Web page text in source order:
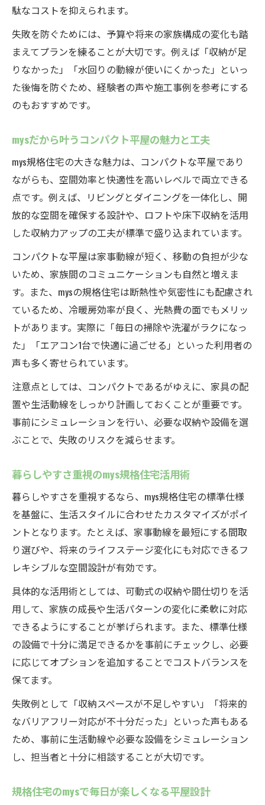
駄なコストを抑えられます。
失敗を防ぐためには、予算や将来の家族構成の変化も踏
まえてプランを練ることが大切です。例えば「収納が足
りなかった」「水回りの動線が使いにくかった」といっ
た後悔を防ぐため、経験者の声や施工事例を参考にする
のもおすすめです。
mysだから叶うコンパクト平屋の魅力と工夫
mys規格住宅の大きな魅力は、コンパクトな平屋であり
ながらも、空間効率と快適性を高いレベルで両立できる
点です。例えば、リビングとダイニングを一体化し、開
放的な空間を確保する設計や、ロフトや床下収納を活用
した収納力アップの工夫が標準で盛り込まれています。
コンパクトな平屋は家事動線が短く、移動の負担が少な
いため、家族間のコミュニケーションも自然と増えま
す。また、mysの規格住宅は断熱性や気密性にも配慮され
ているため、冷暖房効率が良く、光熱費の面でもメリッ
トがあります。実際に「毎日の掃除や洗濯がラクになっ
た」「エアコン1台で快適に過ごせる」といった利用者の
声も多く寄せられています。
注意点としては、コンパクトであるがゆえに、家具の配
置や生活動線をしっかり計画しておくことが重要です。
事前にシミュレーションを行い、必要な収納や設備を選
ぶことで、失敗のリスクを減らせます。
暮らしやすさ重視のmys規格住宅活用術
暮らしやすさを重視するなら、mys規格住宅の標準仕様
を基盤に、生活スタイルに合わせたカスタマイズがポイ
ントとなります。たとえば、家事動線を最短にする間取
り選びや、将来のライフステージ変化にも対応できるフ
レキシブルな空間設計が有効です。
具体的な活用術としては、可動式の収納や間仕切りを活
用して、家族の成長や生活パターンの変化に柔軟に対応
できるようにすることが挙げられます。また、標準仕様
の設備で十分に満足できるかを事前にチェックし、必要
に応じてオプションを追加することでコストバランスを
保てます。
失敗例として「収納スペースが不足しやすい」「将来的
なバリアフリー対応が不十分だった」といった声もある
ため、事前に生活動線や必要な設備をシミュレーション
し、担当者と十分に相談することが大切です。
規格住宅のmysで毎日が楽しくなる平屋設計